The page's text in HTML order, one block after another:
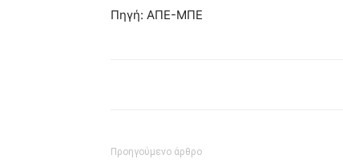
Πηγή: ΑΠΕ-ΜΠΕ
Προηγούμενο άρθρο